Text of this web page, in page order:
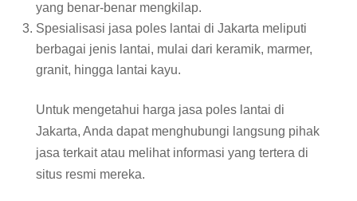
yang benar-benar mengkilap.
Spesialisasi jasa poles lantai di Jakarta meliputi
berbagai jenis lantai, mulai dari keramik, marmer,
granit, hingga lantai kayu.
Untuk mengetahui harga jasa poles lantai di
Jakarta, Anda dapat menghubungi langsung pihak
jasa terkait atau melihat informasi yang tertera di
situs resmi mereka.